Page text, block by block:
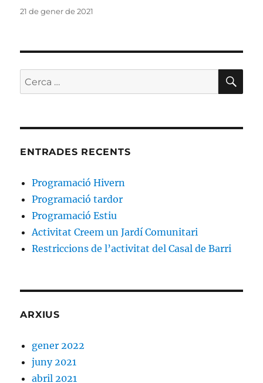
Publicat
21 de gener de 2021
Cerca:
ENTRADES RECENTS
Programació Hivern
Programació tardor
Programació Estiu
Activitat Creem un Jardí Comunitari
Restriccions de l’activitat del Casal de Barri
ARXIUS
gener 2022
juny 2021
abril 2021